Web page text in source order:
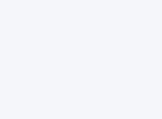
JANコードが変わる
対象商品を1個購入し
5種類の商品の中から